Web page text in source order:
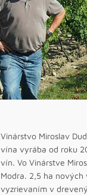
Vinárstvo Miroslav
vína vyrába od roku
vín. Vo Vinárstve
Modra. 2,5 ha
vyzrievaním v